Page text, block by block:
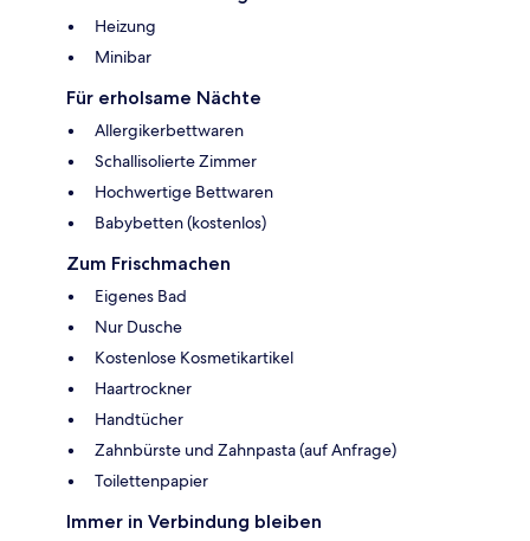
Heizung
Minibar
Für erholsame Nächte
Allergikerbettwaren
Schallisolierte Zimmer
Hochwertige Bettwaren
Babybetten (kostenlos)
Zum Frischmachen
Eigenes Bad
Nur Dusche
Kostenlose Kosmetikartikel
Haartrockner
Handtücher
Zahnbürste und Zahnpasta (auf Anfrage)
Toilettenpapier
Immer in Verbindung bleiben